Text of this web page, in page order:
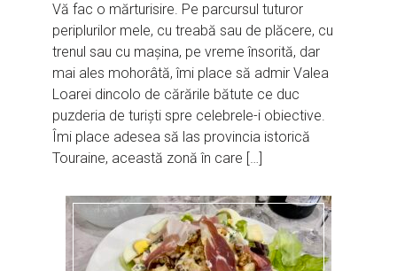
Vă fac o mărturisire. Pe parcursul tuturor
periplurilor mele, cu treabă sau de plăcere, cu
trenul sau cu mașina, pe vreme însorită, dar
mai ales mohorâtă, îmi place să admir Valea
Loarei dincolo de cărările bătute ce duc
puzderia de turiști spre celebrele-i obiective.
Îmi place adesea să las provincia istorică
Touraine, această zonă în care […]